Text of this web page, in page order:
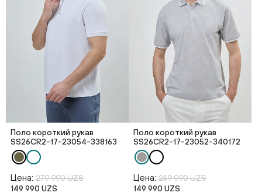
Поло короткий рукав
SS26CR2-17-23054-338163
Цена: 279 990 UZS
149 990 UZS
Поло короткий рукав
SS26CR2-17-23052-340172
Цена: 249 990 UZS
149 990 UZS